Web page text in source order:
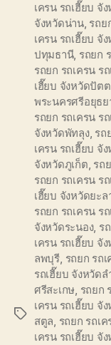
Tags
เครน รถเฮี๊ยบ จั
จังหวัดน่าน, รถย
เครน รถเฮี๊ยบ จั
ปทุมธานี, รถยก
รถยก รถเครน ร
เฮี๊ยบ จังหวัดปัต
พระนครศรีอยุธย
รถยก รถเครน ร
จังหวัดพัทลุง, รถ
เครน รถเฮี๊ยบ จั
จังหวัดภูเก็ต, รถ
รถยก รถเครน ร
เฮี๊ยบ จังหวัดยะล
รถยก รถเครน ร
จังหวัดระนอง, ร
เครน รถเฮี๊ยบ จั
ลพบุรี, รถยก รถ
รถเฮี๊ยบ จังหวัด
ศรีสะเกษ, รถยก
เครน รถเฮี๊ยบ จั
สตูล, รถยก รถเ
เครน รถเฮี๊ยบ จั